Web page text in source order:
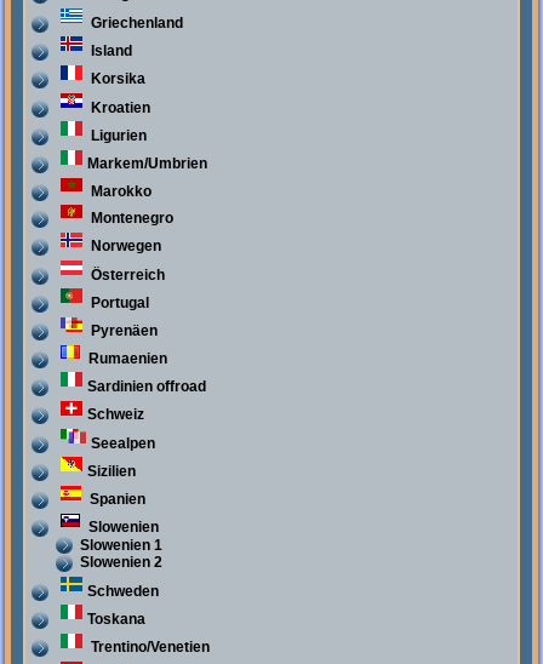
Griechenland
Island
Korsika
Kroatien
Ligurien
Markem/Umbrien
Marokko
Montenegro
Norwegen
Österreich
Portugal
Pyrenäen
Rumaenien
Sardinien offroad
Schweiz
Seealpen
Sizilien
Spanien
Slowenien
Slowenien 1
Slowenien 2
Schweden
Toskana
Trentino/Venetien